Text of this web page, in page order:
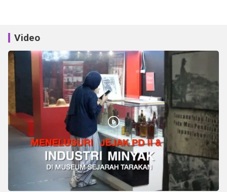
Video